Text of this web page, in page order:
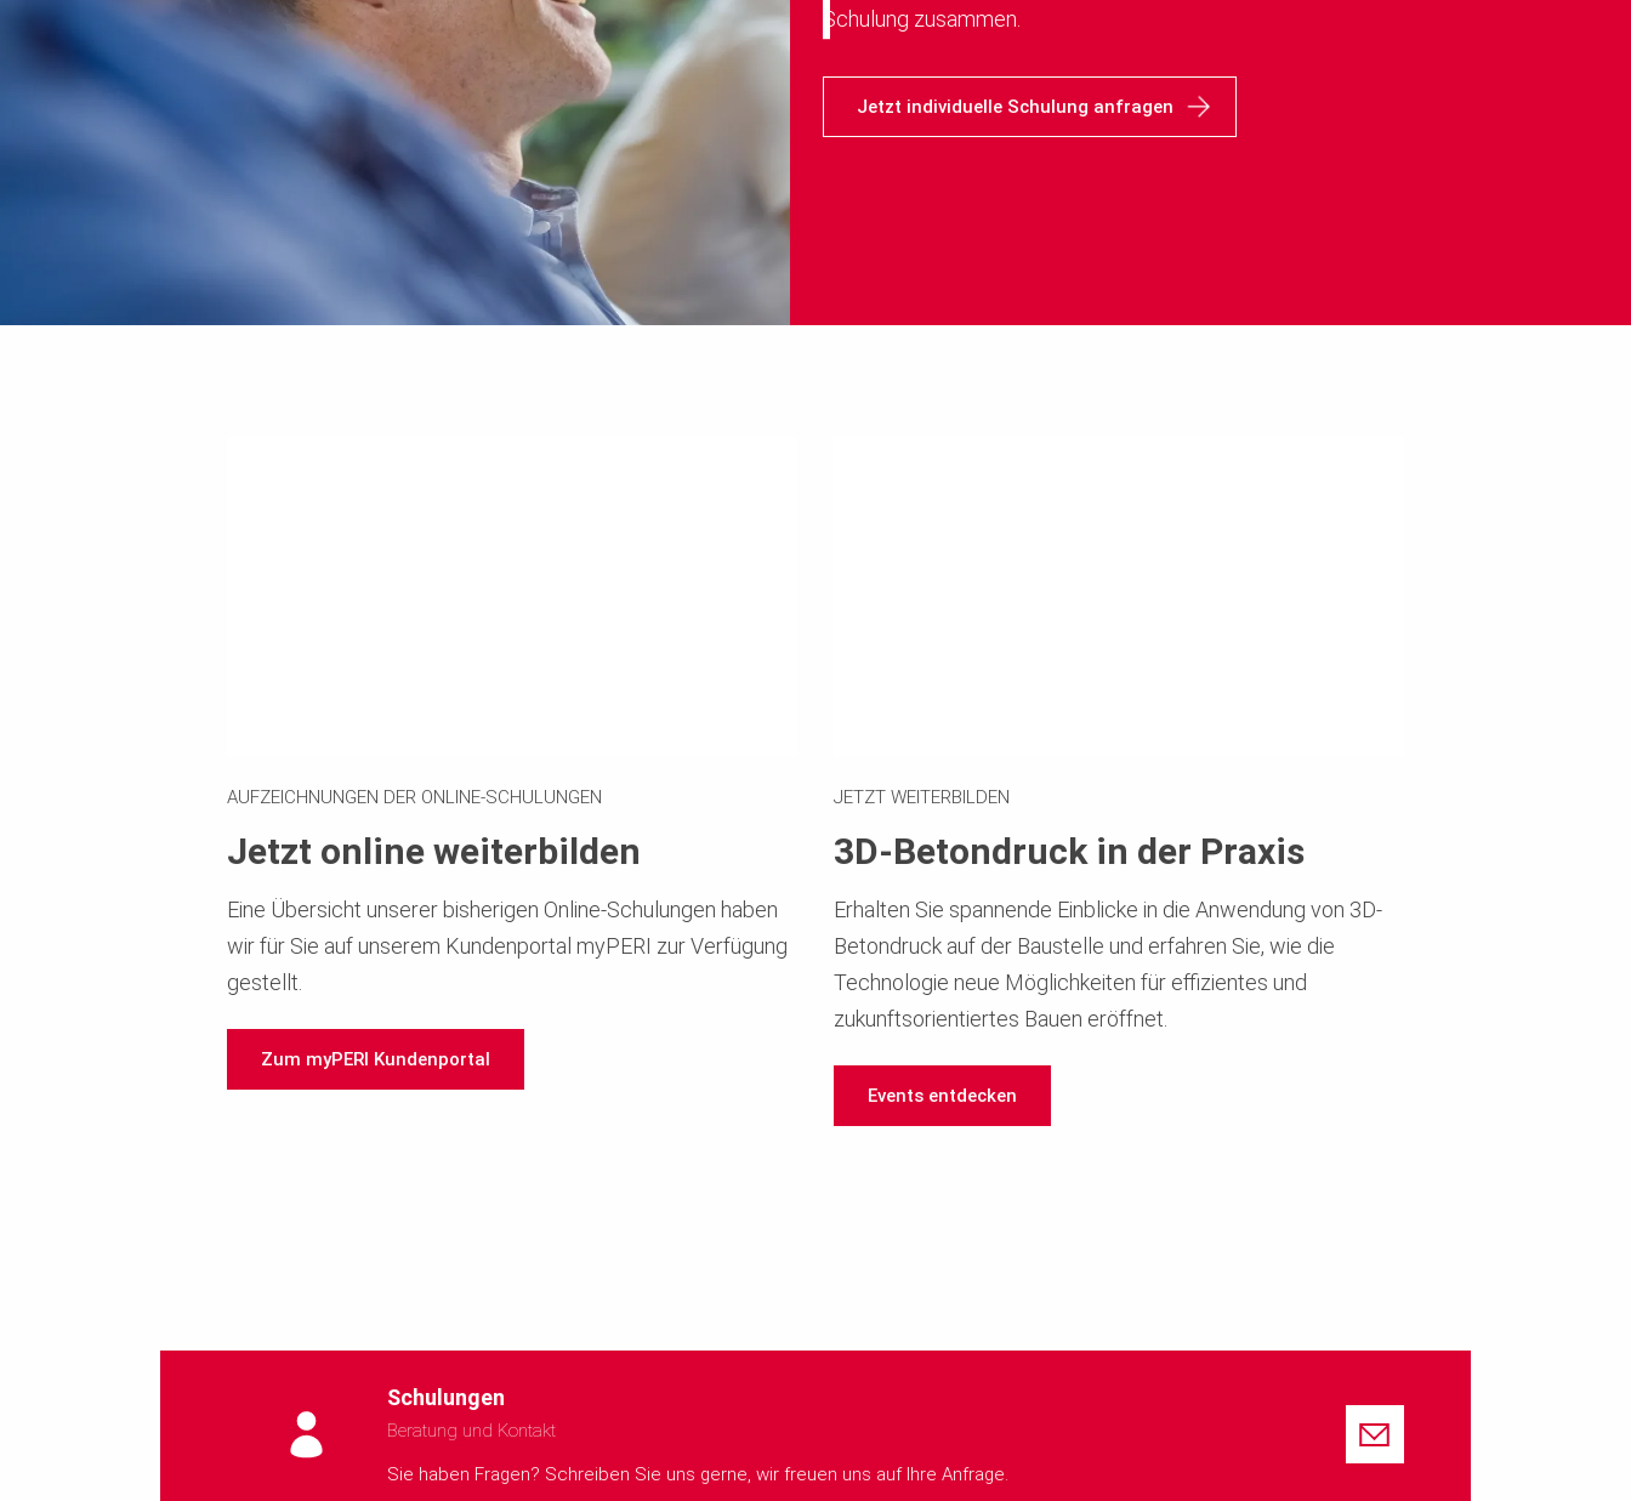
Schulung zusammen.
Jetzt individuelle Schulung anfragen
AUFZEICHNUNGEN DER ONLINE-SCHULUNGEN
Jetzt online weiterbilden
Eine Übersicht unserer bisherigen Online-Schulungen haben
wir für Sie auf unserem Kundenportal myPERI zur Verfügung
gestellt.
Zum myPERI Kundenportal
JETZT WEITERBILDEN
3D-Betondruck in der Praxis
Erhalten Sie spannende Einblicke in die Anwendung von 3D-
Betondruck auf der Baustelle und erfahren Sie, wie die
Technologie neue Möglichkeiten für effizientes und
zukunftsorientiertes Bauen eröffnet.
Events entdecken
Schulungen
Beratung und Kontakt
Sie haben Fragen? Schreiben Sie uns gerne, wir freuen uns auf Ihre Anfrage.